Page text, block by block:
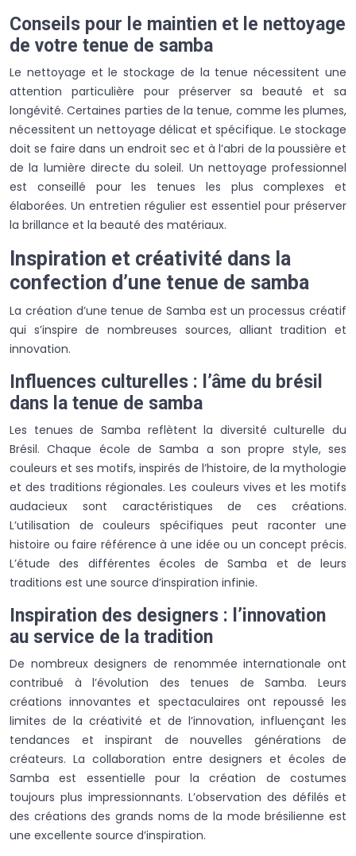
Conseils pour le maintien et le nettoyage
de votre tenue de samba
Le nettoyage et le stockage de la tenue nécessitent une
attention particulière pour préserver sa beauté et sa
longévité. Certaines parties de la tenue, comme les plumes,
nécessitent un nettoyage délicat et spécifique. Le stockage
doit se faire dans un endroit sec et à l’abri de la poussière et
de la lumière directe du soleil. Un nettoyage professionnel
est conseillé pour les tenues les plus complexes et
élaborées. Un entretien régulier est essentiel pour préserver
la brillance et la beauté des matériaux.
Inspiration et créativité dans la
confection d’une tenue de samba
La création d’une tenue de Samba est un processus créatif
qui s’inspire de nombreuses sources, alliant tradition et
innovation.
Influences culturelles : l’âme du brésil
dans la tenue de samba
Les tenues de Samba reflètent la diversité culturelle du
Brésil. Chaque école de Samba a son propre style, ses
couleurs et ses motifs, inspirés de l’histoire, de la mythologie
et des traditions régionales. Les couleurs vives et les motifs
audacieux sont caractéristiques de ces créations.
L’utilisation de couleurs spécifiques peut raconter une
histoire ou faire référence à une idée ou un concept précis.
L’étude des différentes écoles de Samba et de leurs
traditions est une source d’inspiration infinie.
Inspiration des designers : l’innovation
au service de la tradition
De nombreux designers de renommée internationale ont
contribué à l’évolution des tenues de Samba. Leurs
créations innovantes et spectaculaires ont repoussé les
limites de la créativité et de l’innovation, influençant les
tendances et inspirant de nouvelles générations de
créateurs. La collaboration entre designers et écoles de
Samba est essentielle pour la création de costumes
toujours plus impressionnants. L’observation des défilés et
des créations des grands noms de la mode brésilienne est
une excellente source d’inspiration.